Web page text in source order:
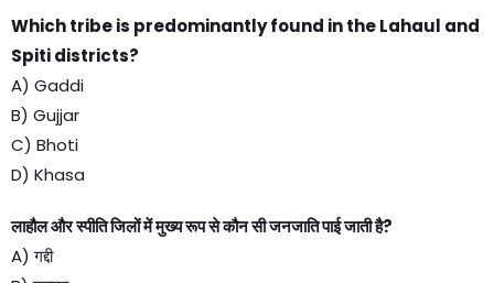
Which tribe is predominantly found in the Lahaul and
Spiti districts?
A) Gaddi
B) Gujjar
C) Bhoti
D) Khasa
लाहौल और स्पीति जिलों में मुख्य रूप से कौन सी जनजाति पाई जाती है?
A) गद्दी